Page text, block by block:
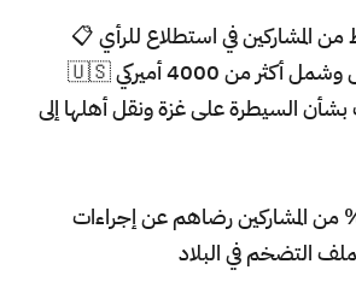
فقط من المشاركين في استطلاع للرأي 📋
أجرته رويترز/إبسوس وشمل أكثر من 4000 أميركي 🇺🇸
السيطرة على غزة ونقل أهلها إلى
لم يُبد سوى 32% من المشاركين رضاهم عن إجراءات
التضخم في البلاد